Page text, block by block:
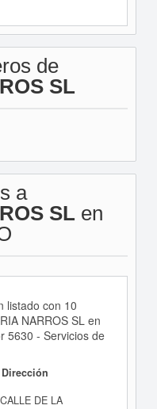
de
SL
a
SL en
listado con 10
NARROS SL en
5630 - Servicios de
Dirección
CALLE DE LA